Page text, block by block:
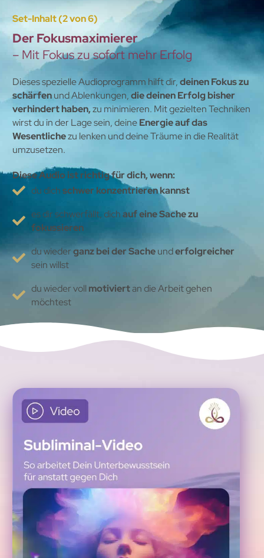
Set-Inhalt (2 von 6)
Der Fokusmaximierer
– Mit Fokus zu sofort mehr Erfolg
Dieses spezielle Audioprogramm hilft dir,deinen Fokus zu
schärfenund Ablenkungen,die deinen Erfolg bisher
verhindert haben,zu minimieren. Mit gezielten Techniken
wirst du in der Lage sein, deineEnergie auf das
Wesentlichezu lenken und deine Träume in die Realität
umzusetzen.
Diese Audio ist richtig für dich, wenn:
du dichschwer konzentrieren kannst
es dir schwerfällt, dichauf eine Sache zu
fokussieren
du wiederganz bei der Sacheunderfolgreicher
sein willst
du wieder voll motiviertan die Arbeit gehen
möchtest